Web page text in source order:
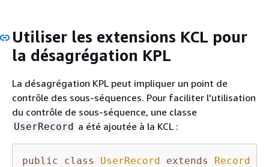
Utiliser les extensions KCL pour
la désagrégation KPL
La désagrégation KPL peut impliquer un point de
contrôle des sous-séquences. Pour faciliter l'utilisation
du contrôle de sous-séquence, une classe
UserRecord a été ajoutée à la KCL :
public class UserRecord extends Record